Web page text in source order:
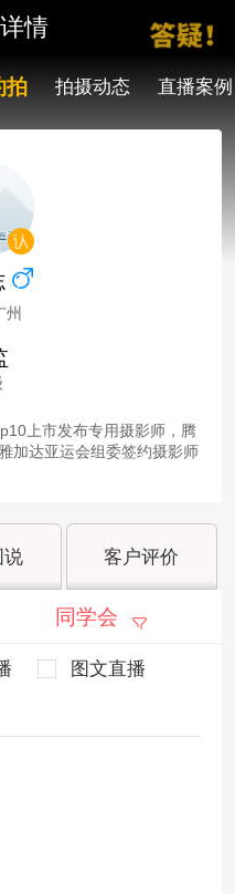
情
拍 拍摄动态 直播案例
州
上市发布专用摄影师，腾
加达亚运会组委签约摄影师
说 客户评价
同学会
图文直播